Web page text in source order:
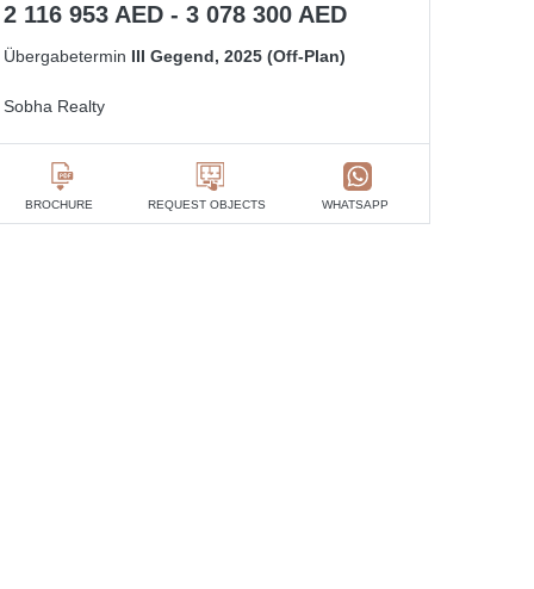
2 116 953 AED - 3 078 300 AED
Übergabetermin III Gegend, 2025 (Off-Plan)
Sobha Realty
BROCHURE REQUEST OBJECTS WHATSAPP